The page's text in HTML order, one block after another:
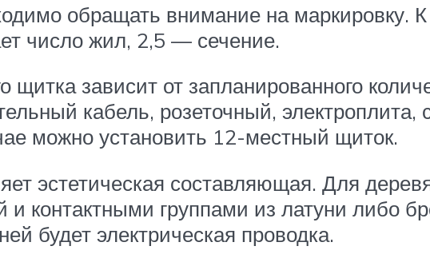
обращать внимание на маркировку.
число жил, 2,5 — сечение.
щитка зависит от запланированного
кабель, розеточный,
можно установить 12-местный щиток.
эстетическая составляющая. Для
и контактными группами из латуни либо
будет электрическая проводка.